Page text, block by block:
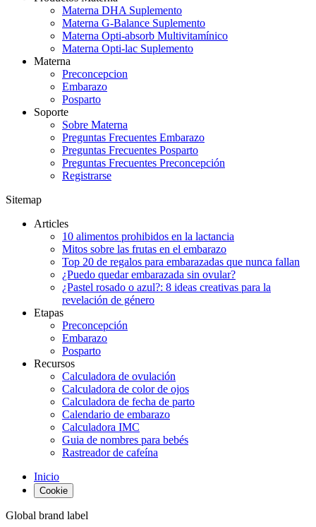
Materna DHA Suplemento
Materna G-Balance Suplemento
Materna Opti-absorb Multivitamínico
Materna Opti-lac Suplemento
Materna
Preconcepcion
Embarazo
Posparto
Soporte
Sobre Materna
Preguntas Frecuentes Embarazo
Preguntas Frecuentes Posparto
Preguntas Frecuentes Preconcepción
Registrarse
Sitemap
Articles
10 alimentos prohibidos en la lactancia
Mitos sobre las frutas en el embarazo
Top 20 de regalos para embarazadas que nunca fallan
¿Puedo quedar embarazada sin ovular?
¿Pastel rosado o azul?: 8 ideas creativas para la
revelación de género
Etapas
Preconcepción
Embarazo
Posparto
Recursos
Calculadora de ovulación
Calculadora de color de ojos
Calculadora de fecha de parto
Calendario de embarazo
Calculadora IMC
Guia de nombres para bebés
Rastreador de cafeína
Inicio
Cookie
Global brand label